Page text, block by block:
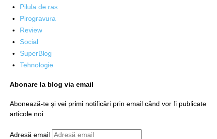
Pilula de ras
Pirogravura
Review
Social
SuperBlog
Tehnologie
Abonare la blog via email
Abonează-te și vei primi notificări prin email când vor fi publicate
articole noi.
Adresă email